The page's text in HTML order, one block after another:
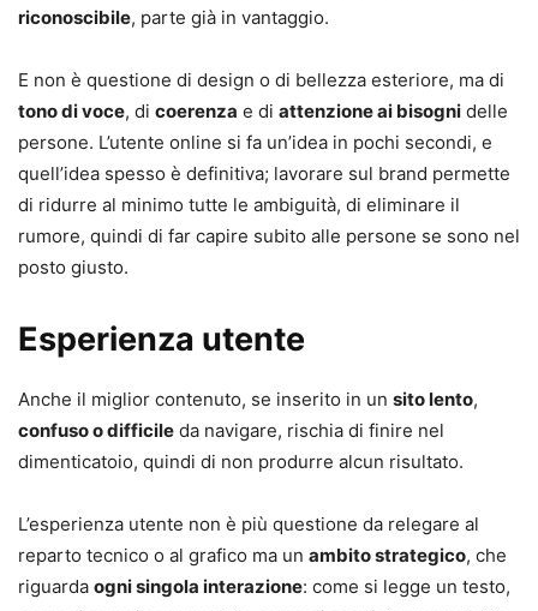
riconoscibile, parte già in vantaggio.
E non è questione di design o di bellezza esteriore, ma di
tono di voce, di coerenza e di attenzione ai bisogni delle
persone. L’utente online si fa un’idea in pochi secondi, e
quell’idea spesso è definitiva; lavorare sul brand permette
di ridurre al minimo tutte le ambiguità, di eliminare il
rumore, quindi di far capire subito alle persone se sono nel
posto giusto.
Esperienza utente
Anche il miglior contenuto, se inserito in un sito lento,
confuso o difficile da navigare, rischia di finire nel
dimenticatoio, quindi di non produrre alcun risultato.
L’esperienza utente non è più questione da relegare al
reparto tecnico o al grafico ma un ambito strategico, che
riguarda ogni singola interazione: come si legge un testo,